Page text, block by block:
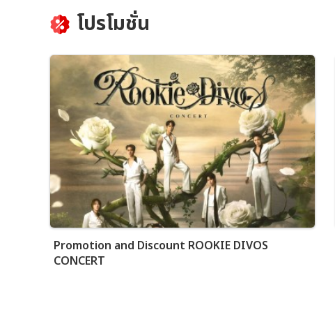
โปรโมชั่น
Promotion and Discount ROOKIE DIVOS
CONCERT